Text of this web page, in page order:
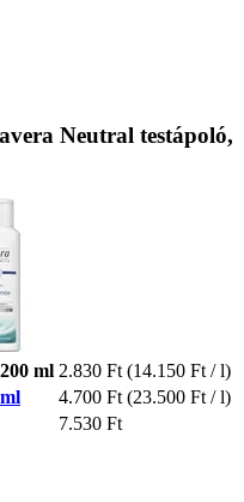
Neutral testápoló,
ml 2.830 Ft (14.150 Ft / l)
4.700 Ft (23.500 Ft / l)
7.530 Ft